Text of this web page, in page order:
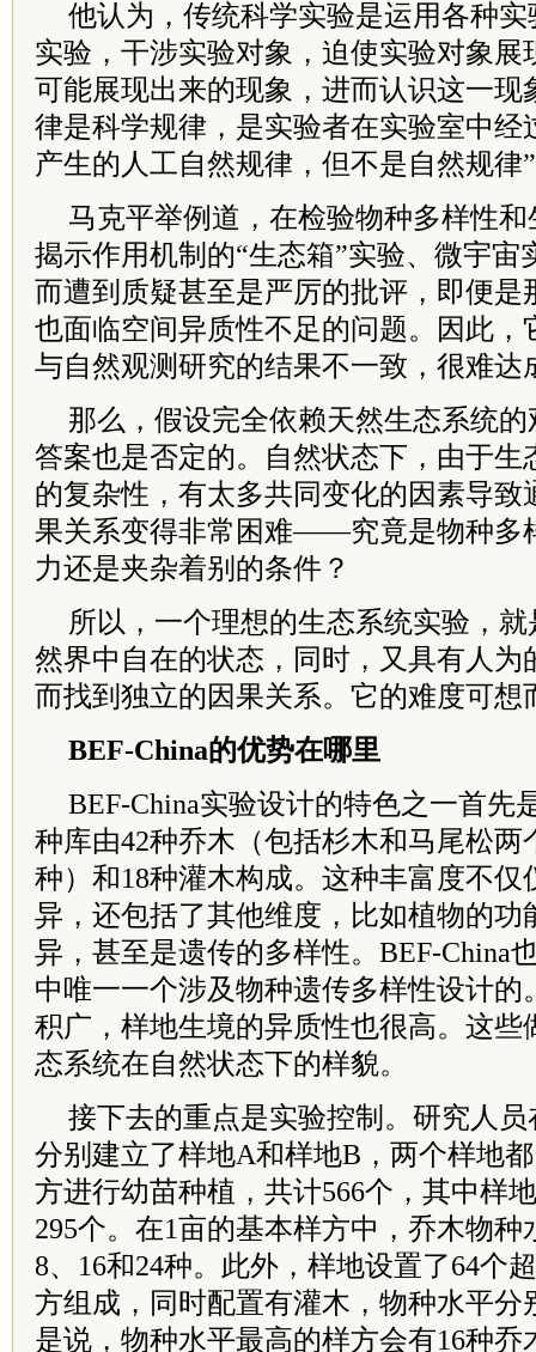
他认为，传统科学实验是运用各种
实验，干涉实验对象，迫使实验对象展
可能展现出来的现象，进而认识这一现
律是科学规律，是实验者在实验室中经
产生的人工自然规律，但不是自然规律
马克平举例道，在检验物种多样性
揭示作用机制的“生态箱”实验、微宇宙
而遭到质疑甚至是严厉的批评，即便是
也面临空间异质性不足的问题。因此，
与自然观测研究的结果不一致，很难达
那么，假设完全依赖天然生态系统
答案也是否定的。自然状态下，由于生
的复杂性，有太多共同变化的因素导致
果关系变得非常困难——究竟是物种多
力还是夹杂着别的条件？
所以，一个理想的生态系统实验，
然界中自在的状态，同时，又具有人为
而找到独立的因果关系。它的难度可想
BEF-China的优势在哪里
BEF-China实验设计的特色之一首先
种库由42种乔木（包括杉木和马尾松两
种）和18种灌木构成。这种丰富度不仅
异，还包括了其他维度，比如植物的功
异，甚至是遗传的多样性。BEF-China
中唯一一个涉及物种遗传多样性设计的
积广，样地生境的异质性也很高。这些
态系统在自然状态下的样貌。
接下去的重点是实验控制。研究人
分别建立了样地A和样地B，两个样地
方进行幼苗种植，共计566个，其中样
295个。在1亩的基本样方中，乔木物种
8、16和24种。此外，样地设置了64个
方组成，同时配置有灌木，物种水平分
是说，物种水平最高的样方会有16种乔